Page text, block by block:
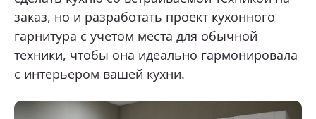
заказ, но и разработать проект кухонного
гарнитура с учетом места для обычной
техники, чтобы она идеально гармонировала
с интерьером вашей кухни.